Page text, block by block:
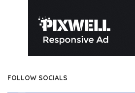
FOLLOW SOCIALS